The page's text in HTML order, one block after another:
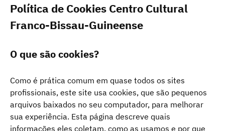
Política de Cookies Centro Cultural
Franco-Bissau-Guineense
O que são cookies?
Como é prática comum em quase todos os sites
profissionais, este site usa cookies, que são pequenos
arquivos baixados no seu computador, para melhorar
sua experiência. Esta página descreve quais
informações eles coletam, como as usamos e por que